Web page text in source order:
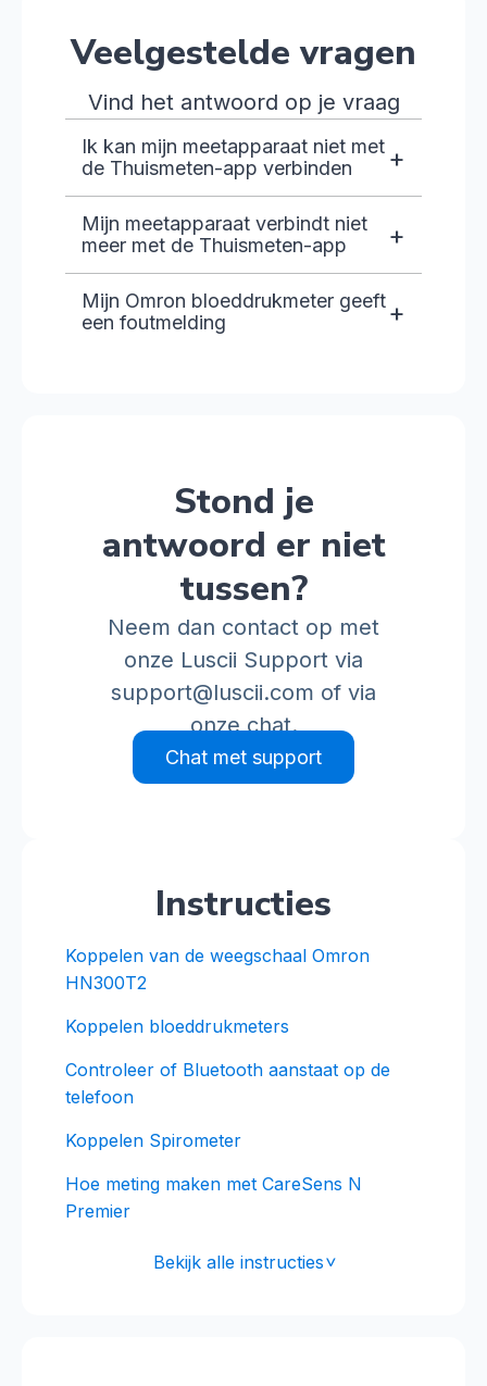
Instructies
Koppelen van de weegschaal Omron
HN300T2
Koppelen bloeddrukmeters
Controleer of Bluetooth aanstaat op de
telefoon
Koppelen Spirometer
Hoe meting maken met CareSens N
Premier
Bekijk alle instructies<
Veelgestelde vragen
Vind het antwoord op je vraag
Ik kan mijn meetapparaat niet met
de Thuismeten-app verbinden
+
Mijn meetapparaat verbindt niet
meer met de Thuismeten-app
+
Mijn Omron bloeddrukmeter geeft
een foutmelding
+
Stond je
antwoord er niet
tussen?
Neem dan contact op met
onze Luscii Support via
support@luscii.com of via
onze chat.
Chat met support